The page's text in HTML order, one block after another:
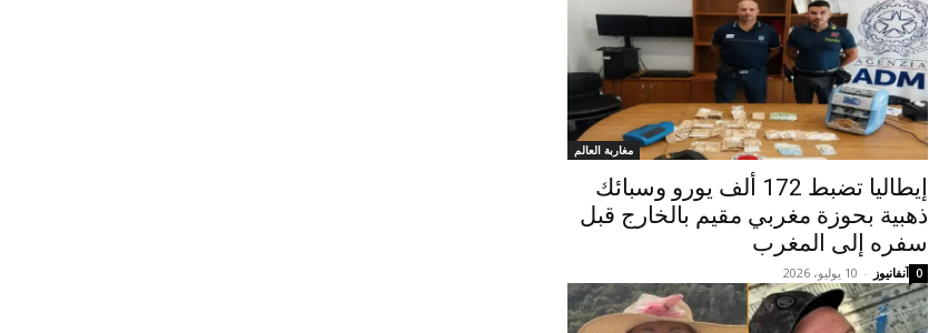
مغاربة العالم
إيطاليا تضبط 172 ألف يورو وسبائك
ذهبية بحوزة مغربي مقيم بالخارج قبل
سفره إلى المغرب
آنفانيوز - 10 يوليو، 2026 0